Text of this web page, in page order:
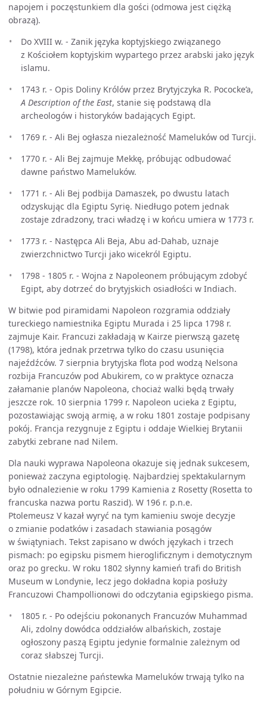
napojem i poczęstunkiem dla gości (odmowa jest ciężką
obrazą).
Do XVIII w. - Zanik języka koptyjskiego związanego
z Kościołem koptyjskim wypartego przez arabski jako język
islamu.
1743 r. - Opis Doliny Królów przez Brytyjczyka R. Pococke’a,
A Description of the East, stanie się podstawą dla
archeologów i historyków badających Egipt.
1769 r. - Ali Bej ogłasza niezależność Mameluków od Turcji.
1770 r. - Ali Bej zajmuje Mekkę, próbując odbudować
dawne państwo Mameluków.
1771 r. - Ali Bej podbija Damaszek, po dwustu latach
odzyskując dla Egiptu Syrię. Niedługo potem jednak
zostaje zdradzony, traci władzę i w końcu umiera w 1773 r.
1773 r. - Następca Ali Beja, Abu ad-Dahab, uznaje
zwierzchnictwo Turcji jako wicekról Egiptu.
1798 - 1805 r. - Wojna z Napoleonem próbującym zdobyć
Egipt, aby dotrzeć do brytyjskich osiadłości w Indiach.
W bitwie pod piramidami Napoleon rozgramia oddziały
tureckiego namiestnika Egiptu Murada i 25 lipca 1798 r.
zajmuje Kair. Francuzi zakładają w Kairze pierwszą gazetę
(1798), która jednak przetrwa tylko do czasu usunięcia
najeźdźców. 7 sierpnia brytyjska flota pod wodzą Nelsona
rozbija Francuzów pod Abukirem, co w praktyce oznacza
załamanie planów Napoleona, chociaż walki będą trwały
jeszcze rok. 10 sierpnia 1799 r. Napoleon ucieka z Egiptu,
pozostawiając swoją armię, a w roku 1801 zostaje podpisany
pokój. Francja rezygnuje z Egiptu i oddaje Wielkiej Brytanii
zabytki zebrane nad Nilem.
Dla nauki wyprawa Napoleona okazuje się jednak sukcesem,
ponieważ zaczyna egiptologię. Najbardziej spektakularnym
było odnalezienie w roku 1799 Kamienia z Rosetty (Rosetta to
francuska nazwa portu Raszid). W 196 r. p.n.e.
Ptolemeusz V kazał wyryć na tym kamieniu swoje decyzje
o zmianie podatków i zasadach stawiania posągów
w świątyniach. Tekst zapisano w dwóch językach i trzech
pismach: po egipsku pismem hieroglificznym i demotycznym
oraz po grecku. W roku 1802 słynny kamień trafi do British
Museum w Londynie, lecz jego dokładna kopia posłuży
Francuzowi Champollionowi do odczytania egipskiego pisma.
1805 r. - Po odejściu pokonanych Francuzów Muhammad
Ali, zdolny dowódca oddziałów albańskich, zostaje
ogłoszony paszą Egiptu jedynie formalnie zależnym od
coraz słabszej Turcji.
Ostatnie niezależne państewka Mameluków trwają tylko na
południu w Górnym Egipcie.